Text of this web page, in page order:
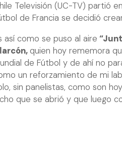
Televisión (UC-TV) partió
de Francia se decidió
así como se puso al aire
quien hoy rememora
de Fútbol y de ahí no
un reforzamiento de mi
sin panelistas, como son
que se abrió y que luego